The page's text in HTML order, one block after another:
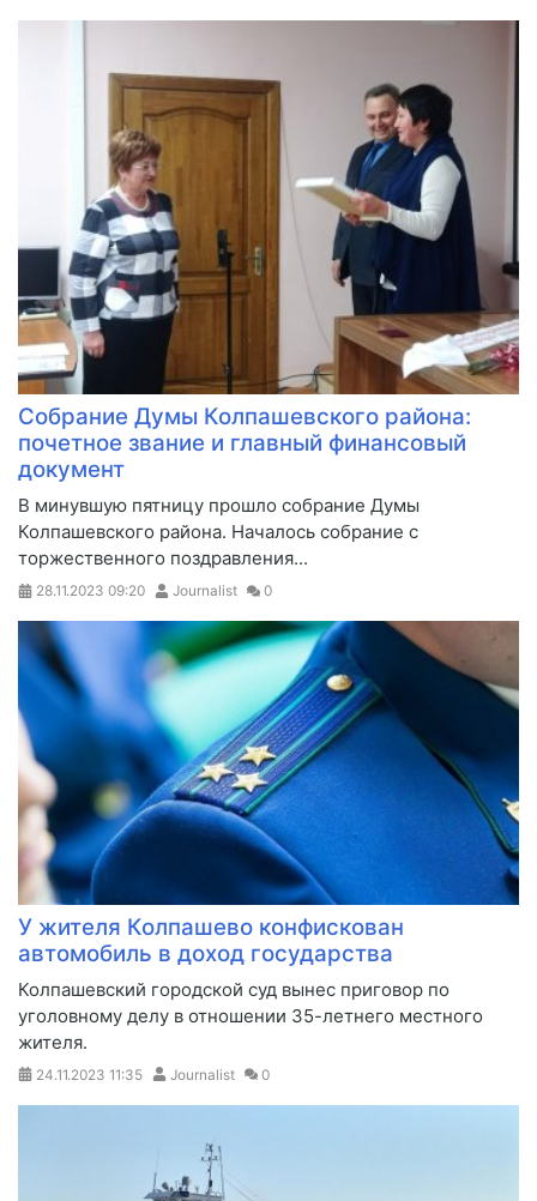
Собрание Думы Колпашевского района:
почетное звание и главный финансовый
документ
​В минувшую пятницу прошло собрание Думы
Колпашевского района. Началось собрание с
торжественного поздравления...
28.11.2023 09:20 Journalist 0
У жителя Колпашево конфискован
автомобиль в доход государства
​Колпашевский городской суд вынес приговор по
уголовному делу в отношении 35-летнего местного
жителя.
24.11.2023 11:35 Journalist 0